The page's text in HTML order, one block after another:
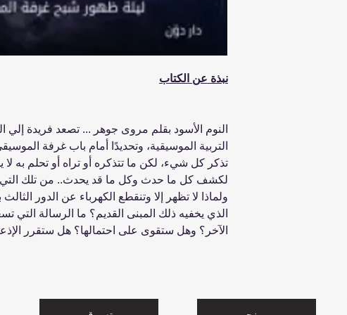
نبذة عن الكتاب
النوم الأسود بقلم مروى جوهر ... تصعد فريدة إلي
التربية الموسيقية، وتحديدًا أمام باب غرفة
تذكر كل شيء، لكن ما تتذكره أو تراه أو تحلم به لا
لكشف كل ما حدث وكل ما قد يحدث.. من تلك التي
ولماذا لا تظهر إلا وتنقطع الكهرباء عن الدور
الذي يخفيه ذلك المبنى القديم؟ ما الرسالة التي
الآخر؟ وهل ستقوى على احتمالها؟ هل ستقرر